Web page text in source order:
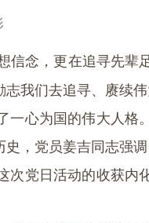
信念，更在追寻先辈
我们去追寻、赓续
心为国的伟大人格
，党员姜吉同志强
次党日活动的收获内